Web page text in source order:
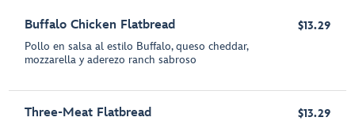
Buffalo Chicken Flatbread
Pollo en salsa al estilo Buffalo, queso cheddar,
mozzarella y aderezo ranch sabroso
$13.29
Three-Meat Flatbread $13.29